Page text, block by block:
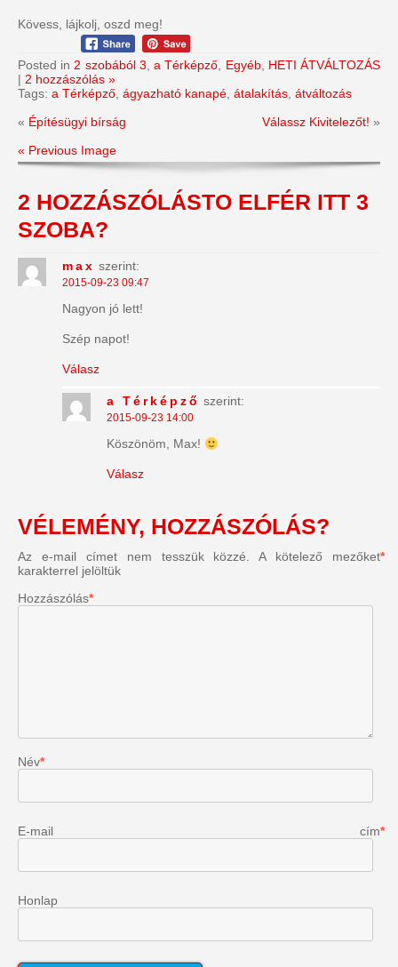
Kövess, lájkolj, oszd meg!
Posted in 2 szobából 3 ,a Térképző Egyéb, HETI ÁTVÁLTOZÁS
| 2 hozzászólás »
Tags: a Térképző ágyazható kanapé átalakítás átváltozás
« Építésügyi bírság Válassz Kivitelezőt! »
« Previous Image
2 HOZZÁSZÓLÁSTO ELFÉR ITT 3
SZOBA?
max szerint:
2015-09-23 09:47
Nagyon jó lett!
Szép napot!
Válasz
a Térképző szerint:
2015-09-23 14:00
Köszönöm, Max!
Válasz
VÉLEMÉNY, HOZZÁSZÓLÁS?
Az e-mail címet nem tesszük közzé. A kötelező mezőket*
karakterrel jelöltük
Hozzászólás*
Név*
E-mail cím*
Honlap